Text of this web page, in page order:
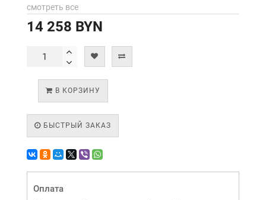
смотреть все
14 258 BYN
В КОРЗИНУ
БЫСТРЫЙ ЗАКАЗ
Оплата